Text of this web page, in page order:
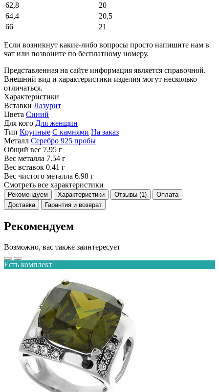
62,8
20
64,4
20,5
66
21
Если возникнут какие-либо вопросы просто напишите нам в
чат или позвоните по бесплатному номеру.
Представленная на сайте информация является справочной.
Внешний вид и характеристики изделия могут несколько
отличаться.
Характеристики
Вставки Лазурит
Цвета Синий
Для кого Для женщин
Тип Крупные С камнями На заказ
Металл Серебро 925 пробы
Общий вес 7.95 г
Вес металла 7.54 г
Вес вставок 0.41 г
Вес чистого металла 6.98 г
Смотреть все характеристики
Рекомендуем Характеристики Отзывы (1)
Оплата
Доставка
Гарантия и возврат
Рекомендуем
Возможно, вас также заинтересует
Есть комплект